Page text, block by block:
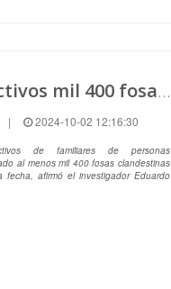
Localizan colectivos mil 400 fosas clandestinas en Jalisco
| 2024-10-02 12:16:30
de familiares de personas
al menos mil 400 fosas clandestinas
afirmó el investigador Eduardo